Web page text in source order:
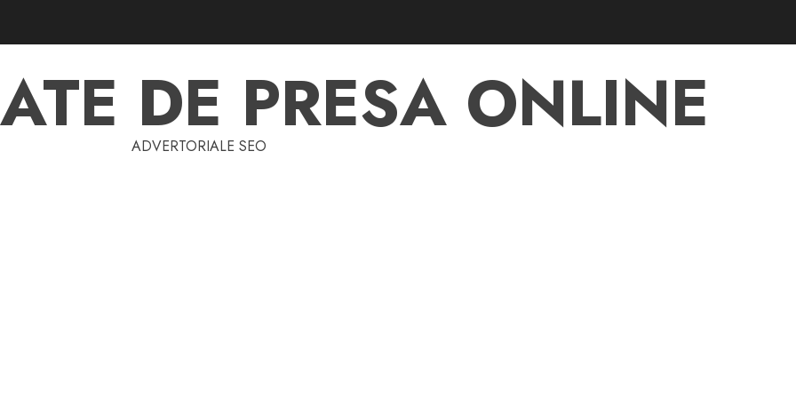
DE PRESA ONLINE
ADVERTORIALE SEO